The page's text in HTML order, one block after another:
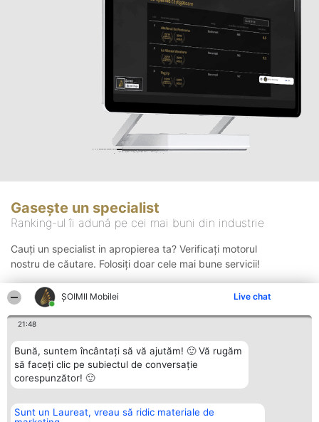
ȘOIMII Mobilei Live chat
21:48
Bună, suntem încântați să vă ajutăm! 🙂 Vă rugăm
să faceți clic pe subiectul de conversație
corespunzător! 🙂
Sunt un Laureat, vreau să ridic materiale de
Gasește un specialist
Ranking-ul îi adună pe cei mai buni din industrie
Cauți un specialist in apropierea ta? Verificați motorul
nostru de căutare. Folosiți doar cele mai bune servicii!
Organizator Ranking Plebiscyt Contact